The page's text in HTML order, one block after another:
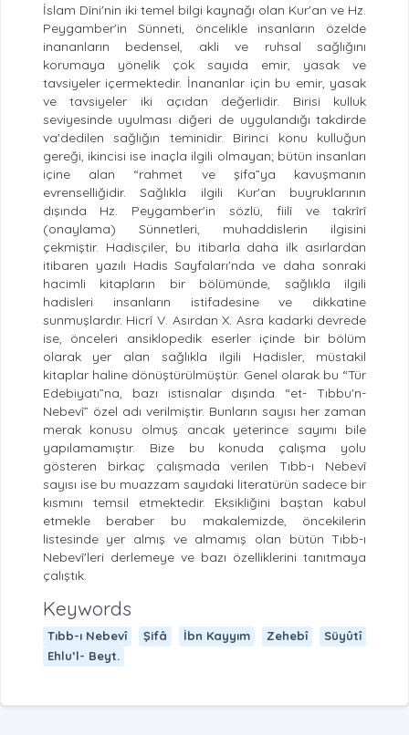
İslam Dîni'nin iki temel bilgi kaynağı olan Kur'an ve Hz.
Peygamber'in Sünneti, öncelikle insanların özelde
inananların bedensel, akli ve ruhsal sağlığını
korumaya yönelik çok sayıda emir, yasak ve
tavsiyeler içermektedir. İnananlar için bu emir, yasak
ve tavsiyeler iki açıdan değerlidir. Birisi kulluk
seviyesinde uyulması diğeri de uygulandığı takdirde
va'dedilen sağlığın teminidir. Birinci konu kulluğun
gereği, ikincisi ise inaçla ilgili olmayan; bütün insanları
içine alan “rahmet ve şifa”ya kavuşmanın
evrenselliğidir. Sağlıkla ilgili Kur'an buyruklarının
dışında Hz. Peygamber'in sözlü, fiilî ve takrîrî
(onaylama) Sünnetleri, muhaddislerin ilgisini
çekmiştir. Hadisçiler, bu itibarla daha ilk asırlardan
itibaren yazılı Hadis Sayfaları'nda ve daha sonraki
hacimli kitapların bir bölümünde, sağlıkla ilgili
hadisleri insanların istifadesine ve dikkatine
sunmuşlardır. Hicrî V. Asırdan X. Asra kadarki devrede
ise, önceleri ansiklopedik eserler içinde bir bölüm
olarak yer alan sağlıkla ilgili Hadisler, müstakil
kitaplar haline dönüştürülmüştür. Genel olarak bu “Tür
Edebiyatı”na, bazı istisnalar dışında “et- Tıbbu'n-
Nebevî” özel adı verilmiştir. Bunların sayısı her zaman
merak konusu olmuş ancak yeterince sayımı bile
yapılamamıştır. Bize bu konuda çalışma yolu
gösteren birkaç çalışmada verilen Tıbb-ı Nebevî
sayısı ise bu muazzam sayıdaki literatürün sadece bir
kısmını temsil etmektedir. Eksikliğini baştan kabul
etmekle beraber bu makalemizde, öncekilerin
listesinde yer almış ve almamış olan bütün Tıbb-ı
Nebevî'leri derlemeye ve bazı özelliklerini tanıtmaya
çalıştık.
Keywords
Tıbb-ı Nebevî Şifâ İbn Kayyım Zehebî
Süyûtî
Ehlu’l- Beyt.